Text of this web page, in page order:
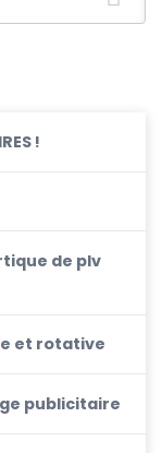
!
de plv
et rotative
publicitaire